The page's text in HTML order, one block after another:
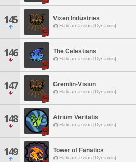
145 Vixen Industries
Halicarnassus [Dynamis]
146 The Celestians
Halicarnassus [Dynamis]
147 Gremlin-Vision
Halicarnassus [Dynamis]
148 Atrium Veritatis
Halicarnassus [Dynamis]
149 Tower of Fanatics
Halicarnassus [Dynamis]